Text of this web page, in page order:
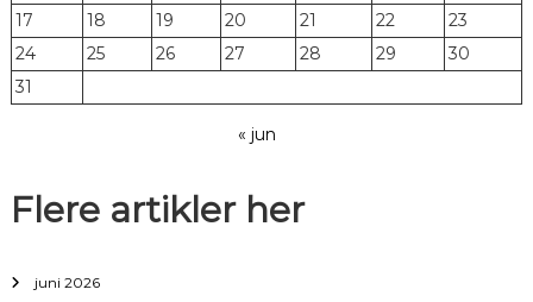
17
18 19 20 21 22
23
24
25 26 27 28 29
30
31
« jun
Flere artikler her
juni 2026